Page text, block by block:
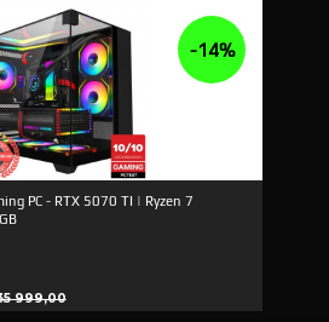
PC - RTX 5070 TI | Ryzen 7
999,00
Rabatt
-14%